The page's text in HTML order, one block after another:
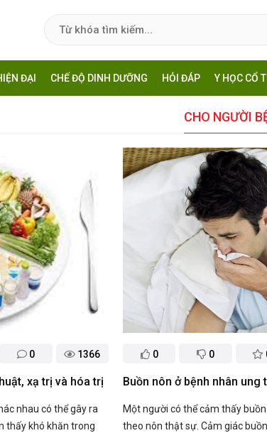
ĐẠI CHẾ ĐỘ DINH DƯỠNG HỎI ĐÁP Y HỌC CỔ
CHO NGƯỜI
0 1366
xạ trị và hóa trị
nhau có thể gây ra
thấy khó khăn trong
0 0
Buồn nôn ở bệnh nhân ung
Một người có thể cảm thấy
theo nôn thật sự. Cảm giác